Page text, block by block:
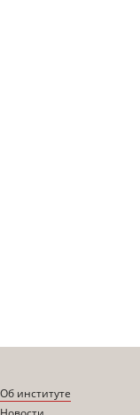
Об институте